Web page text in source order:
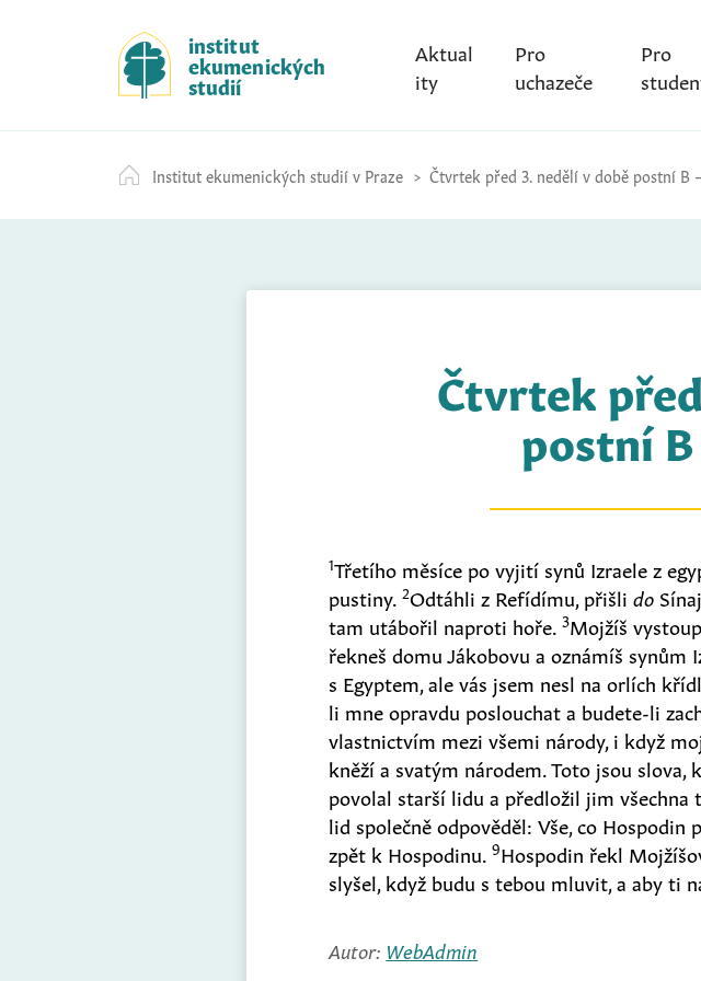
k
i
p
t
c
o
institut
ekumenických
studií
Aktual
ity
Pro
uchazeče
Pro
Institut ekumenických studií v Praze Čtvrtek před 3. nedělí v době postní B –
Čtvrtek
postní B
1Třetího měsíce po vyjití synů Izraele z
pustiny.2Odtáhli z Refídímu, přišlido
tam utábořil naproti hoře.3Mojžíš
řekneš domu Jákobovu a oznámíš synům
s Egyptem, ale vás jsem nesl na orlích
li mne opravdu poslouchat a budete-li
vlastnictvím mezi všemi národy, i když
kněží a svatým národem. Toto jsou
povolal starší lidu a předložil jim
lid společně odpověděl: Vše, co
zpět k Hospodinu.9Hospodin řekl
slyšel, když budu s tebou mluvit, a aby ti
Autor: WebAdmin